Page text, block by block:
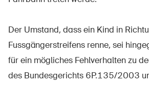
Der Umstand, dass ein Kind in
Fussgängerstreifens renne, sei
für ein mögliches Fehlverhalten zu
des Bundesgerichts 6P.135/2003